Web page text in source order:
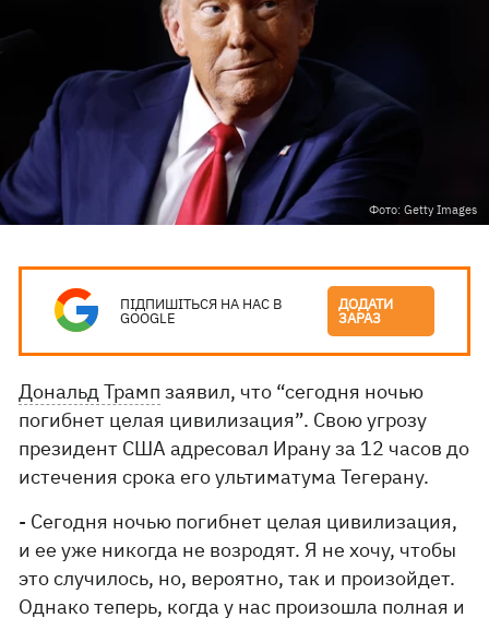
Фото: Getty Images
ПІДПИШІТЬСЯ НА НАС В
GOOGLE
ДОДАТИ
ЗАРАЗ
Дональд Трамп заявил, что “сегодня ночью
погибнет целая цивилизация”. Свою угрозу
президент США адресовал Ирану за 12 часов до
истечения срока его ультиматума Тегерану.
- Сегодня ночью погибнет целая цивилизация,
и ее уже никогда не возродят. Я не хочу, чтобы
это случилось, но, вероятно, так и произойдет.
Однако теперь, когда у нас произошла полная и